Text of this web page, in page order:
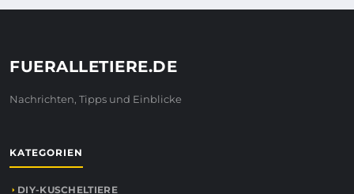
FUERALLETIERE.DE
Nachrichten, Tipps und Einblicke
KATEGORIEN
DIY-KUSCHELTIERE